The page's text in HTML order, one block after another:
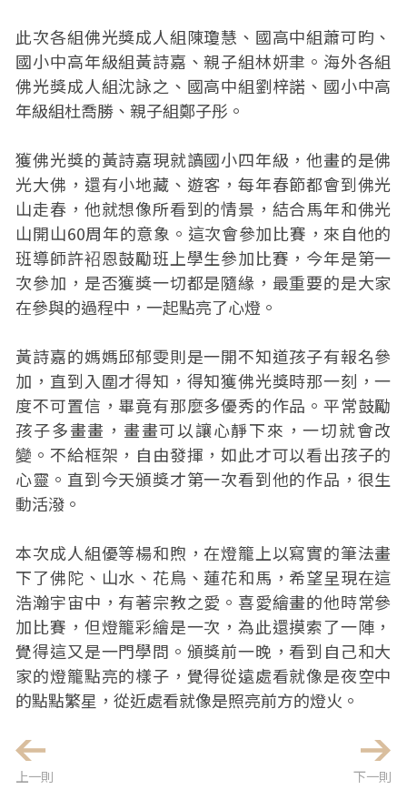
此次各組佛光獎成人組陳瓊慧、國高中組蕭可昀、
國小中高年級組黃詩嘉、親子組林妍聿。海外各組
佛光獎成人組沈詠之、國高中組劉梓諾、國小中高
年級組杜喬勝、親子組鄭子彤。
獲佛光獎的黃詩嘉現就讀國小四年級，他畫的是佛
光大佛，還有小地藏、遊客，每年春節都會到佛光
山走春，他就想像所看到的情景，結合馬年和佛光
山開山60周年的意象。這次會參加比賽，來自他的
班導師許袑恩鼓勵班上學生參加比賽，今年是第一
次參加，是否獲獎一切都是隨緣，最重要的是大家
在參與的過程中，一起點亮了心燈。
黃詩嘉的媽媽邱郁雯則是一開不知道孩子有報名參
加，直到入圍才得知，得知獲佛光獎時那一刻，一
度不可置信，畢竟有那麼多優秀的作品。平常鼓勵
孩子多畫畫，畫畫可以讓心靜下來，一切就會改
變。不給框架，自由發揮，如此才可以看出孩子的
心靈。直到今天頒獎才第一次看到他的作品，很生
動活潑。
本次成人組優等楊和煦，在燈籠上以寫實的筆法畫
下了佛陀、山水、花鳥、蓮花和馬，希望呈現在這
浩瀚宇宙中，有著宗教之愛。喜愛繪畫的他時常參
加比賽，但燈籠彩繪是一次，為此還摸索了一陣，
覺得這又是一門學問。頒獎前一晚，看到自己和大
家的燈籠點亮的樣子，覺得從遠處看就像是夜空中
的點點繁星，從近處看就像是照亮前方的燈火。
上一則 下一則